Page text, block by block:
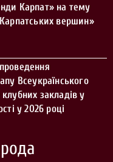
Карпат» на тему
вершин»
Всеукраїнського
закладів у
у 2026 році